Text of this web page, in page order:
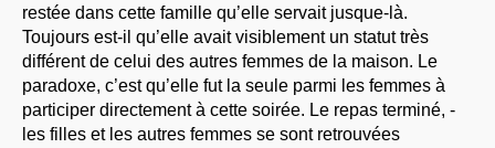
restée dans cette famille qu’elle servait jusque-là.
Toujours est-il qu’elle avait visiblement un statut très
différent de celui des autres femmes de la maison. Le
paradoxe, c’est qu’elle fut la seule parmi les femmes à
participer directement à cette soirée. Le repas terminé, -
les filles et les autres femmes se sont retrouvées